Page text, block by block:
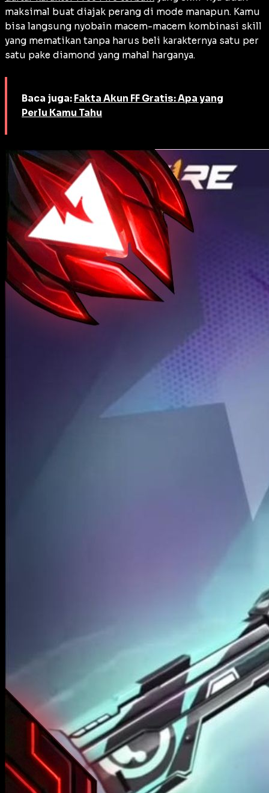
maksimal buat diajak perang di mode manapun. Kamu
bisa langsung nyobain macem-macem kombinasi skill
yang mematikan tanpa harus beli karakternya satu per
satu pake diamond yang mahal harganya.
Baca juga: Fakta Akun FF Gratis: Apa yang
Perlu Kamu Tahu